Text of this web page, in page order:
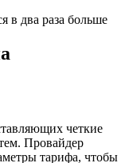
в два раза больше
четкие
Провайдер
тарифа, чтобы